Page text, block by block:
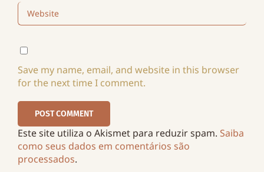
Save my name, email, and website in this browser
for the next time I comment.
Este site utiliza o Akismet para reduzir spam. Saiba
como seus dados em comentários são
processados.